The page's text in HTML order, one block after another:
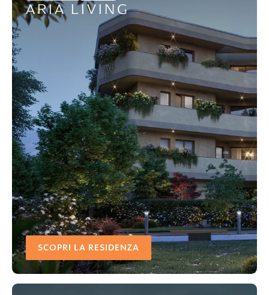
ARIA LIVING
Giardino Reception Palestra
Deposito bici
Locker room
Area giochi
SCOPRI LA RESIDENZA